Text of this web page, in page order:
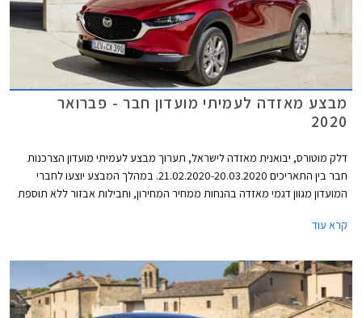
מבצע מאזדה לעמיתי מועדון חבר - פברואר
2020
דלק מוטורס, יבואנית מאזדה לישראל, תערוך מבצע לעמיתי מועדון הצרכנות
חבר בין התאריכים 21.02.2020-20.03.2020. במהלך המבצע יוצעו לחברי
המועדון מגוון דגמי מאזדה בהנחות ממחיר המחירון, וחבילות אבזור ללא תוספת
ליס. המבצע יתקיים בכל אולמות התצוגה של מאזדה ברחבי הארץ.
קרא עוד